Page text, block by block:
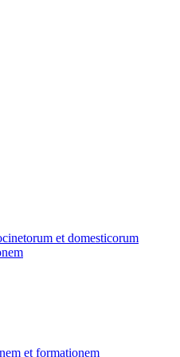
et domesticorum
et formationem